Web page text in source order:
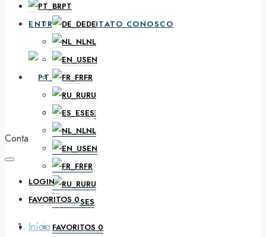
ENTRE EM CONTATO CONOSCO
PT
DE
NL
EN
FR
RU
ES
FAVORITOS 0
PT
DE
NL
EN
FR
RU
ES
Conta
LOGIN
FAVORITOS 0
Início